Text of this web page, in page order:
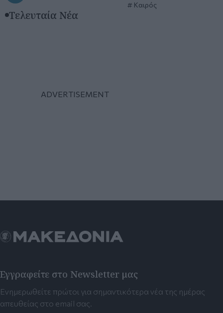
Καιρός
Τελευταία Νέα
Εγγραφείτε στο Newsletter μας
Ενημερωθείτε πρώτοι για σημαντικότερα νέα της ημέρας
απευθείας στο email σας.